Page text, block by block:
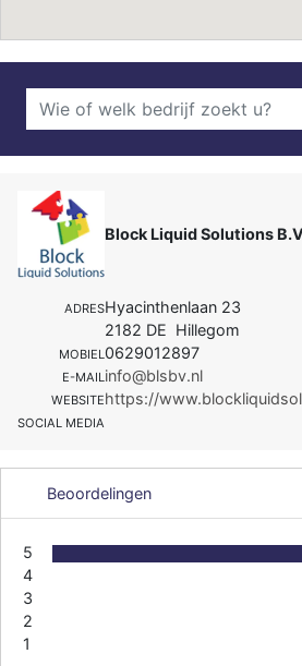
Block Liquid Solutions
ADRESHyacinthenlaan 23
2182 DE Hillegom
MOBIEL0629012897
E-MAILinfo@blsbv.nl
WEBSITEhttps://
SOCIAL MEDIA
Beoordelingen
5
4
3
2
1